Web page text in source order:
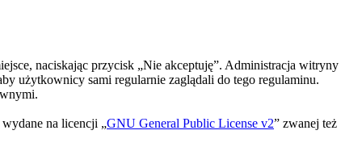
naciskając przycisk „Nie akceptuję”. Administracja witryny
użytkownicy sami regularnie zaglądali do tego regulaminu.
na licencji „GNU General Public License v2” zwanej też